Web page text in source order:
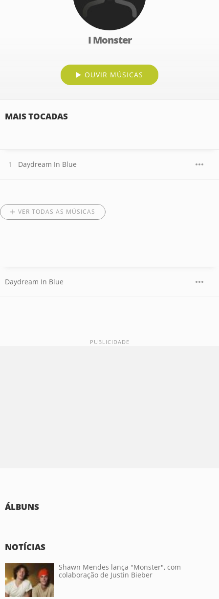
I Monster
OUVIR MÚSICAS
MAIS TOCADAS
Daydream In Blue
VER TODAS AS MÚSICAS
Daydream In Blue
ÁLBUNS
NOTÍCIAS
Shawn Mendes lança "Monster", com
colaboração de Justin Bieber